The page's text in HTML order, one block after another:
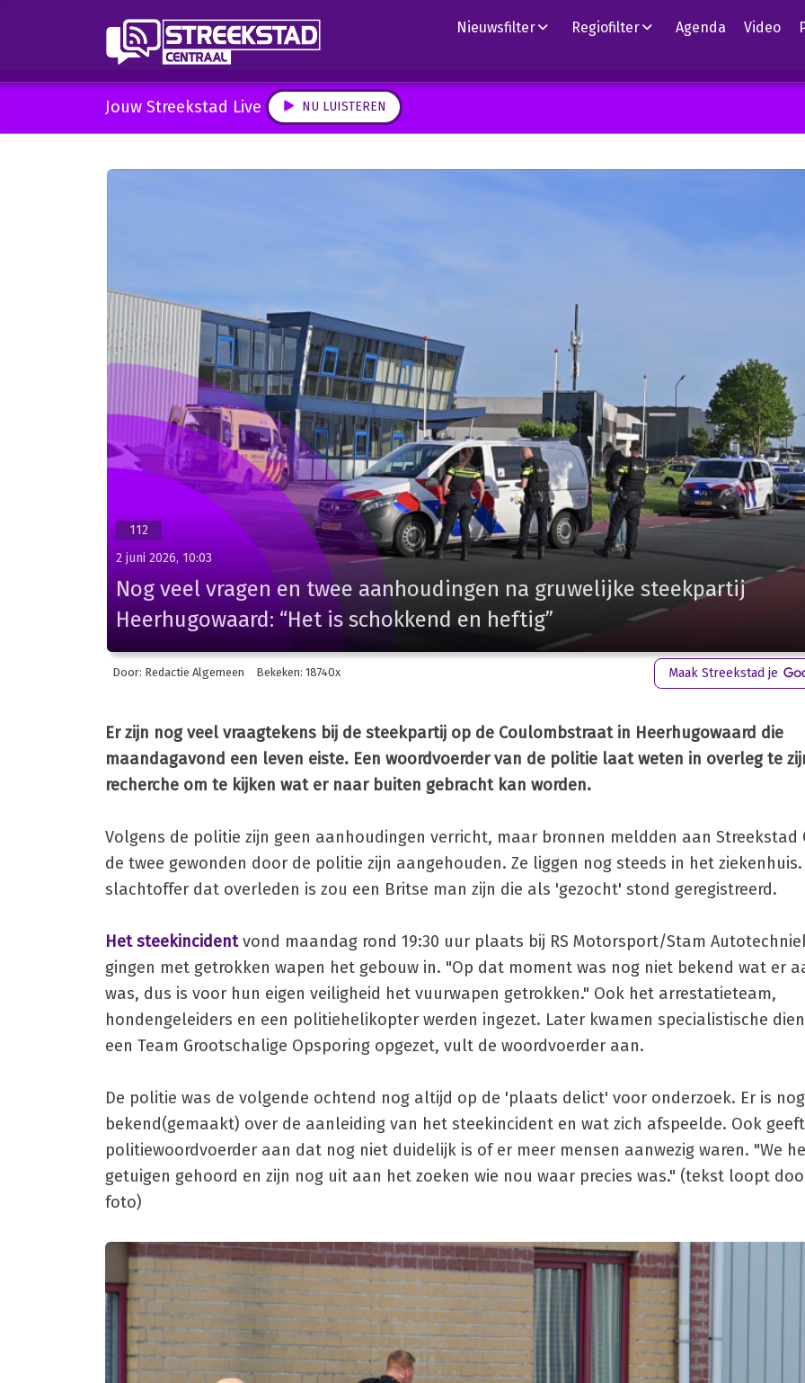
Nieuwsfilter Regiofilter Agenda Video
Jouw Streekstad Live NU LUISTEREN
112
2 juni 2026, 10:03
Nog veel vragen en twee aanhoudingen na gruwelijke steekpartij
Heerhugowaard: “Het is schokkend en heftig”
Door: Redactie Algemeen Bekeken: 18740x Maak Streekstad je
Er zijn nog veel vraagtekens bij de steekpartij op de Coulombstraat in Heerhugowaard die
maandagavond een leven eiste. Een woordvoerder van de politie laat weten in overleg te
recherche om te kijken wat er naar buiten gebracht kan worden.
Volgens de politie zijn geen aanhoudingen verricht, maar bronnen meldden aan Streekstad
de twee gewonden door de politie zijn aangehouden. Ze liggen nog steeds in het
slachtoffer dat overleden is zou een Britse man zijn die als 'gezocht' stond geregistreerd.
Het steekincidentvond maandag rond 19:30 uur plaats bij RS Motorsport/Stam
gingen met getrokken wapen het gebouw in. "Op dat moment was nog niet bekend wat er
was, dus is voor hun eigen veiligheid het vuurwapen getrokken." Ook het arrestatieteam,
hondengeleiders en een politiehelikopter werden ingezet. Later kwamen specialistische
een Team Grootschalige Opsporing opgezet, vult de woordvoerder aan.
De politie was de volgende ochtend nog altijd op de 'plaats delict' voor onderzoek. Er is
bekend(gemaakt) over de aanleiding van het steekincident en wat zich afspeelde. Ook
politiewoordvoerder aan dat nog niet duidelijk is of er meer mensen aanwezig waren. "We
getuigen gehoord en zijn nog uit aan het zoeken wie nou waar precies was." (tekst loopt
foto)